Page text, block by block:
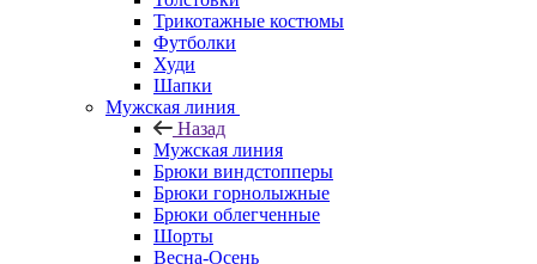
Трикотажные костюмы
Футболки
Худи
Шапки
Мужская линия
Назад
Мужская линия
Брюки виндстопперы
Брюки горнолыжные
Брюки облегченные
Шорты
Весна-Осень